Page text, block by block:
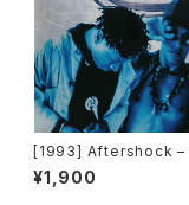
[1993] Aftershock –
To The Vibe [Virgin]
¥1,900